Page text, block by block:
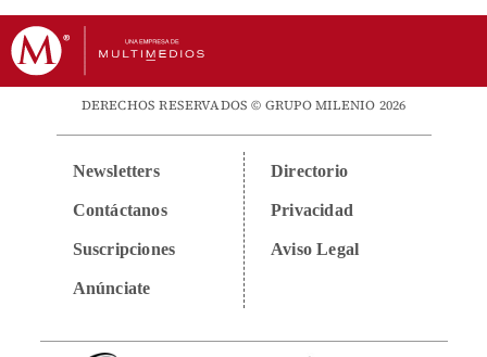
DERECHOS RESERVADOS © GRUPO MILENIO 2026
Newsletters
Contáctanos
Suscripciones
Anúnciate
Directorio
Privacidad
Aviso Legal